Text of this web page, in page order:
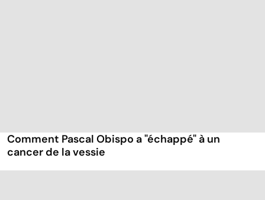
Comment Pascal Obispo a "échappé" à un
cancer de la vessie